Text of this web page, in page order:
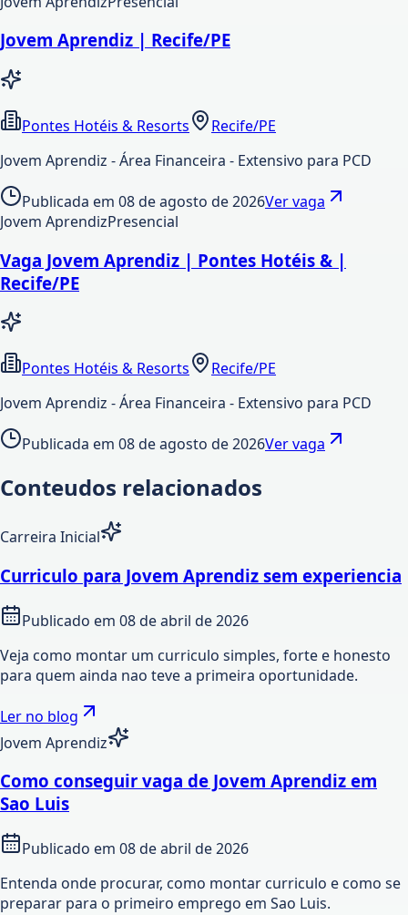
Jovem Aprendiz | Recife/PE
Pontes Hotéis & Resorts
Recife/PE
Jovem Aprendiz - Área Financeira - Extensivo para PCD
Publicada em 08 de agosto de 2026Ver vaga
Jovem AprendizPresencial
Vaga Jovem Aprendiz | Pontes Hotéis & |
Recife/PE
Pontes Hotéis & Resorts
Recife/PE
Jovem Aprendiz - Área Financeira - Extensivo para PCD
Publicada em 08 de agosto de 2026Ver vaga
Conteudos relacionados
Carreira Inicial
Curriculo para Jovem Aprendiz sem experiencia
Publicado em 08 de abril de 2026
Veja como montar um curriculo simples, forte e honesto
para quem ainda nao teve a primeira oportunidade.
Ler no blog
Jovem Aprendiz
Como conseguir vaga de Jovem Aprendiz em
Sao Luis
Publicado em 08 de abril de 2026
Entenda onde procurar, como montar curriculo e como se
preparar para o primeiro emprego em Sao Luis.